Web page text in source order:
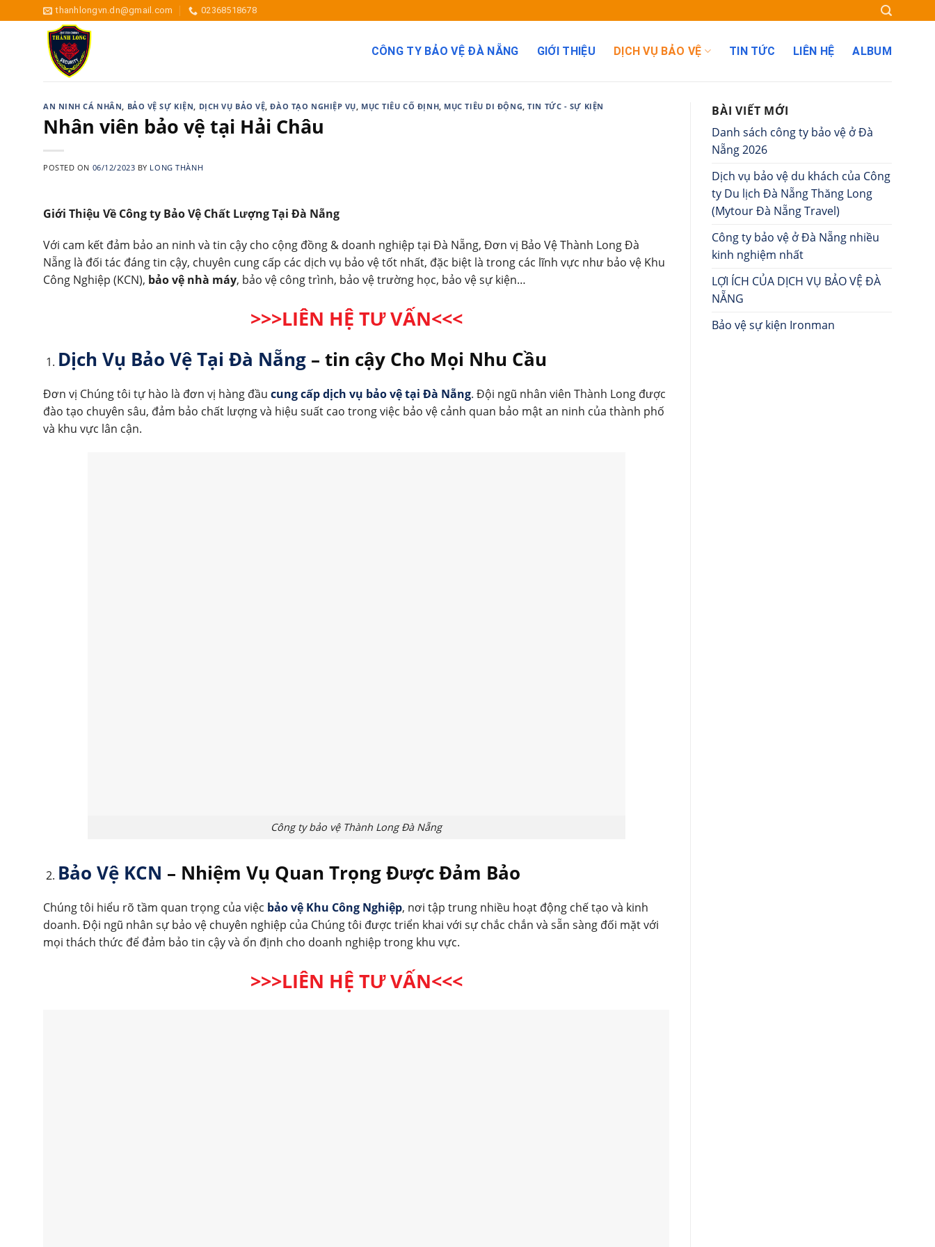
to
thanhlongvn.dn@gmail.com 02368518678
CÔNG TY BẢO VỆ ĐÀ NẴNG GIỚI THIỆU DỊCH VỤ BẢO VỆ TIN TỨC LIÊN HỆ ALBUM
AN NINH CÁ NHÂN, BẢO VỆ SỰ KIỆN, DỊCH VỤ BẢO VỆ,ĐÀO TẠO NGHIỆP VỤ, MỤC TIÊU CỐ ĐỊNH, MỤC TIÊU DI ĐỘNG,TIN TỨC - SỰ KIỆN
Nhân viên bảo vệ tại Hải Châu
POSTED ON 06/12/2023 BY LONG THÀNH
Giới Thiệu Về Công ty Bảo Vệ Chất Lượng Tại Đà Nẵng
Với cam kết đảm bảo an ninh và tin cậy cho cộng đồng & doanh nghiệp tại Đà Nẵng, Đơn vị Bảo Vệ Thành Long Đà
Nẵng là đối tác đáng tin cậy, chuyên cung cấp các dịch vụ bảo vệ tốt nhất, đặc biệt là trong các lĩnh vực như bảo vệ Khu
Công Nghiệp (KCN), bảo vệ nhà máy, bảo vệ công trình, bảo vệ trường học, bảo vệ sự kiện…
>>>LIÊN HỆ TƯ VẤN<<<
Dịch Vụ Bảo Vệ Tại Đà Nẵng– tin cậy Cho Mọi Nhu Cầu
Đơn vị Chúng tôi tự hào là đơn vị hàng đầu cung cấp dịch vụ bảo vệ tại Đà Nẵng. Đội ngũ nhân viên Thành Long được
đào tạo chuyên sâu, đảm bảo chất lượng và hiệu suất cao trong việc bảo vệ cảnh quan bảo mật an ninh của thành phố
và khu vực lân cận.
Công ty bảo vệ Thành Long Đà Nẵng
Bảo Vệ KCN – Nhiệm Vụ Quan Trọng Được Đảm Bảo
Chúng tôi hiểu rõ tầm quan trọng của việc bảo vệ Khu Công Nghiệp, nơi tập trung nhiều hoạt động chế tạo và kinh
doanh. Đội ngũ nhân sự bảo vệ chuyên nghiệp của Chúng tôi được triển khai với sự chắc chắn và sẵn sàng đối mặt với
mọi thách thức để đảm bảo tin cậy và ổn định cho doanh nghiệp trong khu vực.
>>>LIÊN HỆ TƯ VẤN<<<
BÀI VIẾT MỚI
Danh sách công ty bảo vệ ở Đà
Nẵng 2026
Dịch vụ bảo vệ du khách của Công
ty Du lịch Đà Nẵng Thăng Long
(Mytour Đà Nẵng Travel)
Công ty bảo vệ ở Đà Nẵng nhiều
kinh nghiệm nhất
LỢI ÍCH CỦA DỊCH VỤ BẢO VỆ ĐÀ
NẴNG
Bảo vệ sự kiện Ironman